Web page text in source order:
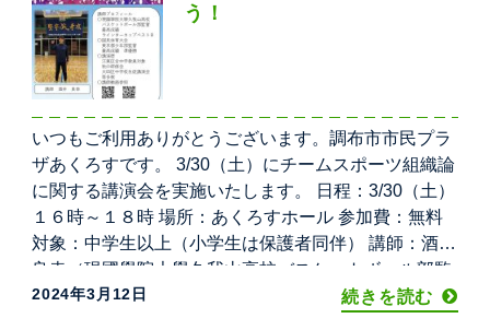
う！
いつもご利用ありがとうございます。調布市市民プラ
ザあくろすです。 3/30（土）にチームスポーツ組織論
に関する講演会を実施いたします。 日程：3/30（土）
１６時～１８時 場所：あくろすホール 参加費：無料
対象：中学生以上（小学生は保護者同伴） 講師：酒井
良幸（現國學院大學久我山高校バスケットボール部監
督） たくさんの輝かしい成績を残してきた酒井監督の
2024年3月12日 続きを読む